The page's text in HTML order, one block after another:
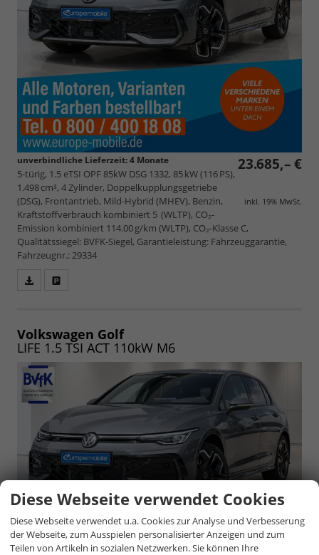
23.685,– €
inkl. 19% MwSt.
unverbindliche Lieferzeit:4 Monate
5-türig, 1.5 eTSI OPF 85kW DSG 1332, 85 kW (116 PS),
1.498 cm³, 4 Zylinder, Doppelkupplungsgetriebe
(DSG), Frontantrieb, Mild-Hybrid (MHEV), Benzin,
Kraftstoffverbrauch kombiniert 5 (WLTP), CO₂-
Emission kombiniert 114.00 g/km (WLTP), CO₂-Klasse C,
Qualitätssiegel: BVFK-Siegel, Garantieleistung: Fahrzeuggarantie,
Fahrzeugnr.: 29334
speichern/drucken
Volkswagen Golf
LIFE 1.5 TSI ACT 110kW M6
Diese Webseite verwendet Cookies
Diese Webseite verwendet u.a. Cookies zur Analyse und Verbesserung
der Webseite, zum Ausspielen personalisierter Anzeigen und zum
Teilen von Artikeln in sozialen Netzwerken. Sie können Ihre